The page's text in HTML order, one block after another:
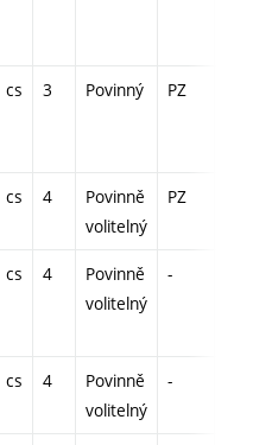
cs 3 Povinný PZ
cs 4
Povinně
volitelný
PZ
cs 4
Povinně
volitelný
-
cs 4
Povinně
volitelný
-